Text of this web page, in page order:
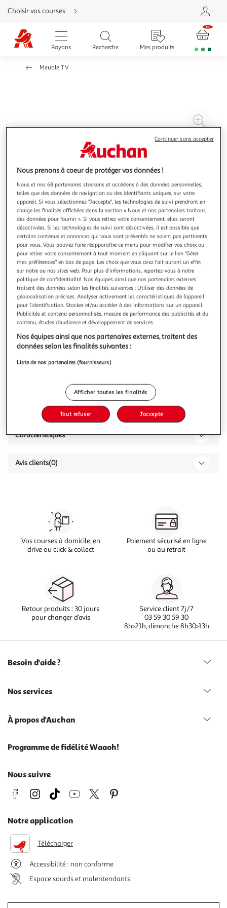
Aller
directement
au
contenu
Aller
directement
Aller
rubrique
Choisir vos courses
Rayons Recherche Mes produits
Meuble TV
à
Illustration
précédente
Illustration
suivante
VIDAXL
Meuble TV 120 x 30 x 40 cm Bois de teck massif
Ce meuble TV en bois de teck massif est un accessoire
intemporel dans votre maison. Il pourrait egalement etre
utilise comme armoire laterale ou buffet. Ce buffet rustique
est fait a la main en bois de teck massif, qui est tres
robuste et durable et a des caracteristiques naturelles.
L'artisanat et
En savoir +
Vous voulez connaître le prix de ce produit ?
Description
Caractéristiques
Avis clients(0)
Vos courses à domicile, en
drive ou click & collect
Paiement sécurisé en ligne
ou au retrait
Retour produits : 30 jours
pour changer d’avis
Service client 7j/7
03 59 30 59 30
8h>21h, dimanche 8h30>13h
Besoin d'aide ?
Nos services
À propos d'Auchan
Programme de fidélité Waaoh!
Nous suivre
Notre application
Télécharger
Accessibilité : non conforme
Espace sourds et malentendants
Nous prenons à coeur de protéger vos données !
Nous et nos 68 partenaires stockons et accédons à des données personnelles,
telles que des données de navigation ou des identifiants uniques, sur votre
appareil. Si vous sélectionnez "J'accepte", les technologies de suivi prendront en
charge les finalités affichées dans la section « Nous et nos partenaires traitons
des données pour fournir ». Si vous retirez votre consentement, elles seront
désactivées. Si les technologies de suivi sont désactivées, il est possible que
certains contenus et annonces qui vous sont présentés ne soient pas pertinents
pour vous. Vous pouvez faire réapparaître ce menu pour modifier vos choix ou
pour retirer votre consentement à tout moment en cliquant sur le lien "Gérer
mes préférences" en bas de page. Les choix que vous avez fait auront un effet
sur notre ou nos sites web. Pour plus d’informations, reportez-vous à notre
politique de confidentialité. Nos équipes ainsi que nos partenaires externes
traitent des données selon les finalités suivantes : Utiliser des données de
géolocalisation précises. Analyser activement les caractéristiques de l’appareil
pour l’identification. Stocker et/ou accéder à des informations sur un appareil.
Publicités et contenu personnalisés, mesure de performance des publicités et du
contenu, études d’audience et développement de services.
Nos équipes ainsi que nos partenaires externes, traitent des
données selon les finalités suivantes :
Liste de nos partenaires (fournisseurs)
Afficher toutes les finalités
Tout refuser J'accepte
Continuer sans accepter